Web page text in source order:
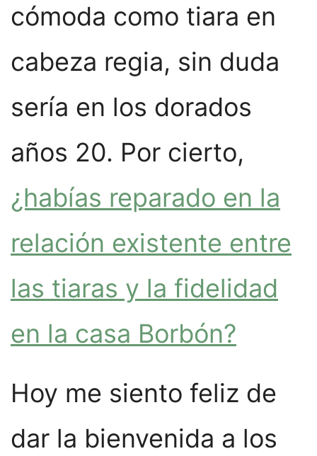
cómoda como tiara en
cabeza regia, sin duda
sería en los dorados
años 20. Por cierto,
¿habías reparado en la
relación existente entre
las tiaras y la fidelidad
en la casa Borbón?
Hoy me siento feliz de
dar la bienvenida a los